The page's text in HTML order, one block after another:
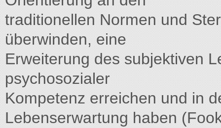
traditionellen Normen und
überwinden, eine
Erweiterung des subjektiven
psychosozialer
Kompetenz erreichen und in
Lebenserwartung haben